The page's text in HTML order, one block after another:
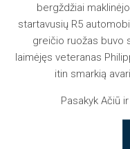
bergždžiai
startavusių R5
greičio ruožas buvo
laimėjęs veteranas
itin smarkią
Pasakyk Ačiū